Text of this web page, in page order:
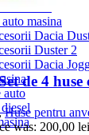
masina
Dacia
Duster 2
Dacia
auto
de 4
Huse pentru
was: 200,00